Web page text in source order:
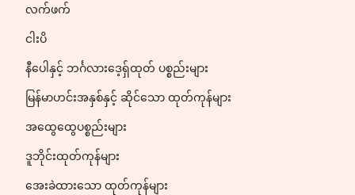
လက်ဖက်
ငါးပိ
နီပေါနှင့် ဘင်္ဂလားဒေ့ရှ်ထုတ် ပစ္စည်းများ
မြန်မာဟင်းအနှစ်နှင့် ဆိုင်သော ထုတ်ကုန်များ
အထွေထွေပစ္စည်းများ
ဒူဘိုင်းထုတ်ကုန်များ
အေးခဲထားသော ထုတ်ကုန်များ